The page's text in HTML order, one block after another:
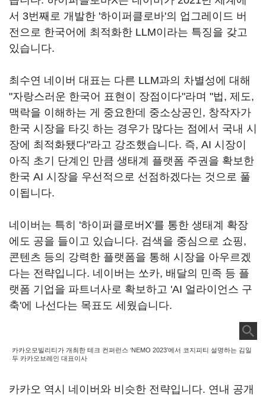
서 3번째로 개발한 '하이퍼클로바'의 업그레이드 버
전으로 한국어에 최적화한 LLM이라는 특징을 갖고
있습니다.
최수연 네이버 대표는 다른 LLM과의 차별성에 대해
"자랑스러운 한국어 표현이 장점이다"라며 "법 , 제도,
맥락을 이해하는 게 중요한데 중소상공인, 창작자가
한국 시장을 타깃 하는 경우가 많다는 점에서 국내 시
장에 최적화됐다"라고 강조했습니다. 즉, AI 시장이
아직 초기 단계인 만큼 생태계 플랫폼 주권을 확보한
한국 AI 시장을 우선적으로 선점하겠다는 것으로 풀
이됩니다.
네이버는 특히 '하이퍼클로버 X'를 통한 생태계 확장
에도 공을 들이고 있습니다. 검색을 중심으로 쇼핑,
콘텐츠 등의 강력한 플랫폼을 통해 시장을 아우르겠
다는 전략입니다. 네이버는 쏘카, 배달의 민족 등 플
랫폼 기업을 파트너사로 확보하고 'AI 얼라이언스 구
축'에 나선다는 목표도 세웠습니다.
카카오모빌리티가 개최한 테크 컨퍼런스 ‘NEMO 2023’에서 코지피티 설명하는 김일
두 카카오브레인 대표이사
카카오 역시 네이버와 비슷한 전략입니다. 연내 공개